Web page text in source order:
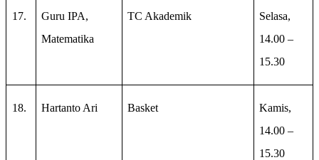
17.
Guru IPA,
Matematika
TC Akademik
Selasa,
14.00 –
15.30
18. Hartanto Ari Basket
Kamis,
14.00 –
15.30